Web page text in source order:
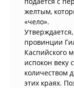
желтым,
«чело».
провинции
Каспийского
испокон веку
количеством
этих краях.